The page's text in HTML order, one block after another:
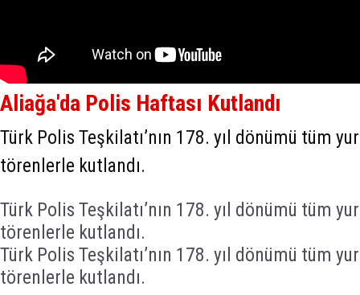
Aliağa'da Polis Haftası Kutlandı
Türk Polis Teşkilatı’nın 178. yıl dönümü tüm
törenlerle kutlandı.
Türk Polis Teşkilatı’nın 178. yıl dönümü tüm
törenlerle kutlandı.
Türk Polis Teşkilatı’nın 178. yıl dönümü tüm
törenlerle kutlandı.